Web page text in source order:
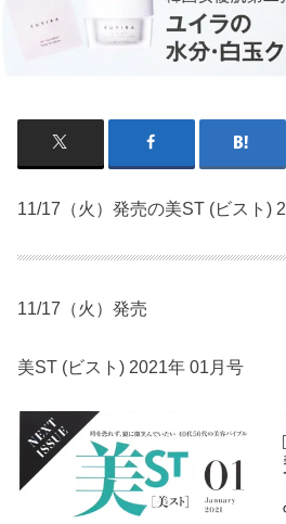
11/17（火）発売の美ST (ビスト)
11/17（火）発売
美ST (ビスト) 2021年 01月号